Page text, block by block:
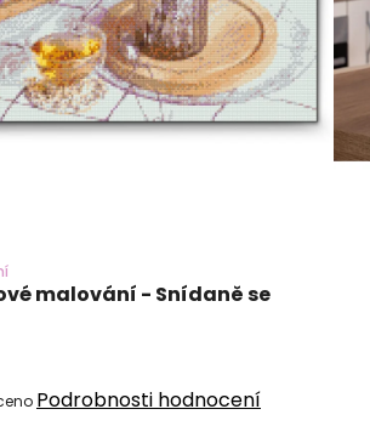
malování - Snídaně se
Podrobnosti hodnocení